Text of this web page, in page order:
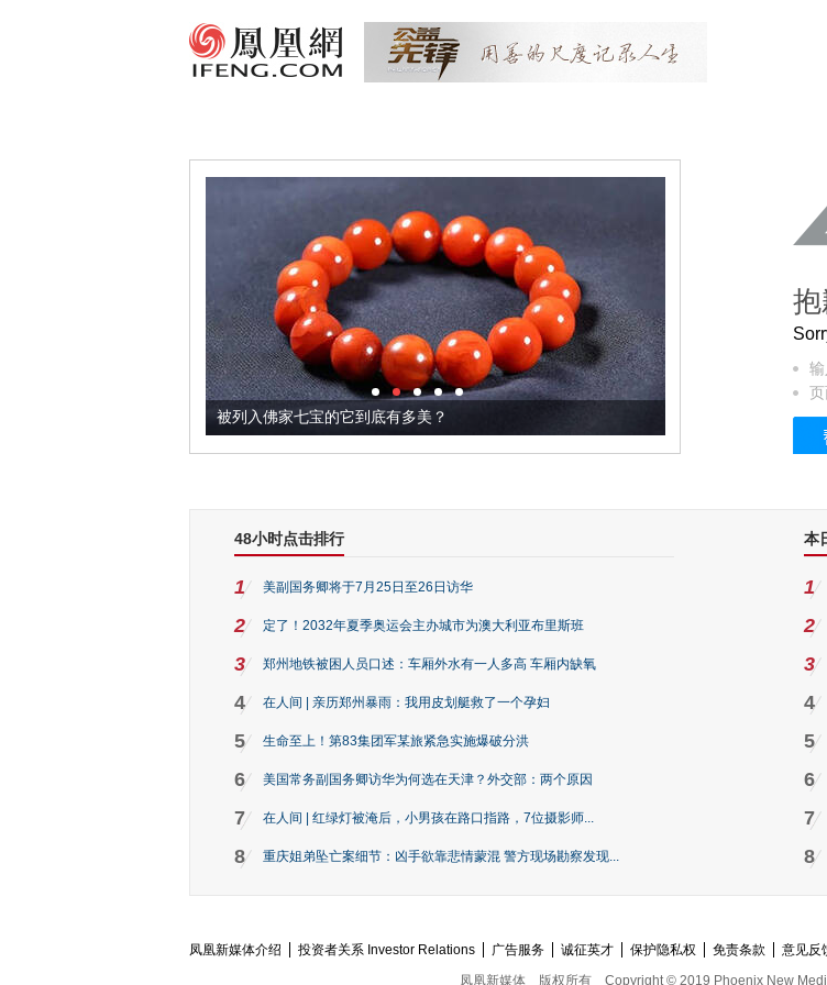
被列入佛家七宝的它到底有多美？ 这个3.2米的长卷，
抱
48小时点击排行
1 美副国务卿将于7月25日至26日访华
2 定了！2032年夏季奥运会主办城市为澳大利亚布里斯班
3 郑州地铁被困人员口述：车厢外水有一人多高 车厢内缺氧
4 在人间 | 亲历郑州暴雨：我用皮划艇救了一个孕妇
5 生命至上！第83集团军某旅紧急实施爆破分洪
6 美国常务副国务卿访华为何选在天津？外交部：两个原因
7 在人间 | 红绿灯被淹后，小男孩在路口指路，7位摄影师...
8 重庆姐弟坠亡案细节：凶手欲靠悲情蒙混 警方现场勘察发现...
本
1
2
3
4
5
6
7
8
凤凰新媒体介绍 投资者关系 Investor Relations 广告服务 诚征英才 保护隐私权 免责条款 意见反
凤凰新媒体
版权所有 Copyright © 2019 Phoenix New